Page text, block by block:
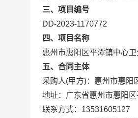
三、项目编号
DD-2023-1170772
四、项目名称
惠州市惠阳区平潭镇中心
五、合同主体
采购人(甲方)：惠州市惠阳
地址：广东省惠州市惠阳
联系方式：13531605127